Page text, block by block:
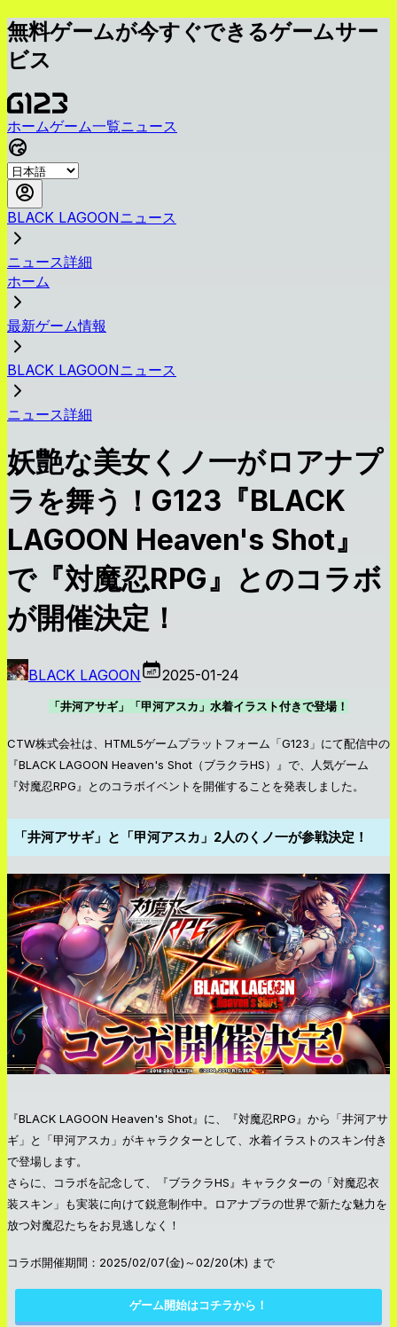
無料ゲームが今すぐできるゲームサー
ビス
ホームゲーム一覧ニュース
BLACK LAGOONニュース
ニュース詳細
ホーム
最新ゲーム情報
BLACK LAGOONニュース
ニュース詳細
妖艶な美女くノ一がロアナプ
ラを舞う！G123『BLACK
LAGOON Heaven's Shot』
で『対魔忍RPG』とのコラボ
が開催決定！
BLACK LAGOON 2025-01-24
「井河アサギ」「甲河アスカ」水着イラスト付きで登場！
CTW株式会社は、HTML5ゲームプラットフォーム「G123」にて配信中の
『BLACK LAGOON Heaven's Shot（ブラクラHS）』で、人気ゲーム
『対魔忍RPG』とのコラボイベントを開催することを発表しました。
「井河アサギ」と「甲河アスカ」2人のくノ一が参戦決定！
『BLACK LAGOON Heaven's Shot』に、『対魔忍RPG』から「井河アサ
ギ」と「甲河アスカ」がキャラクターとして、水着イラストのスキン付き
で登場します。
さらに、コラボを記念して、『ブラクラHS』キャラクターの「対魔忍衣
装スキン」も実装に向けて鋭意制作中。ロアナプラの世界で新たな魅力を
放つ対魔忍たちをお見逃しなく！
コラボ開催期間：2025/02/07(金)～02/20(木) まで
ゲーム開始はコチラから！